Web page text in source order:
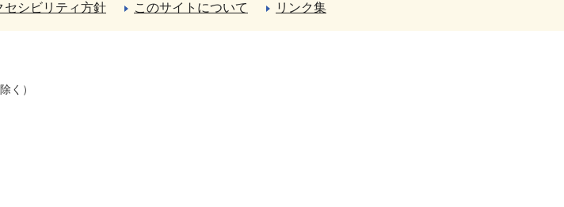
セシビリティ方針 このサイトについて リンク集
く）